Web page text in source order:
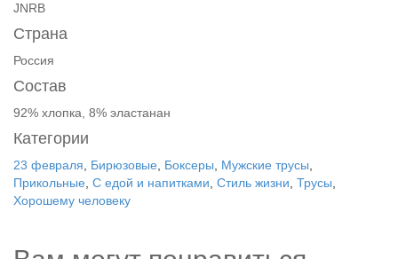
JNRB
Страна
Россия
Состав
92% хлопка, 8% эластанан
Категории
23 февраля Бирюзовые Боксеры Мужские трусы
Прикольные С едой и напитками Стиль жизни Трусы
Хорошему человеку